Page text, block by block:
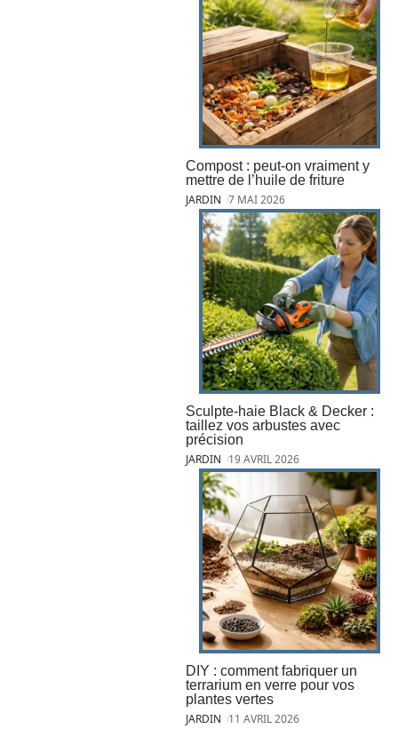
Compost : peut-on vraiment y
mettre de l’huile de friture
JARDIN 7 MAI 2026
Sculpte-haie Black & Decker :
taillez vos arbustes avec
précision
JARDIN 19 AVRIL 2026
DIY : comment fabriquer un
terrarium en verre pour vos
plantes vertes
JARDIN 11 AVRIL 2026